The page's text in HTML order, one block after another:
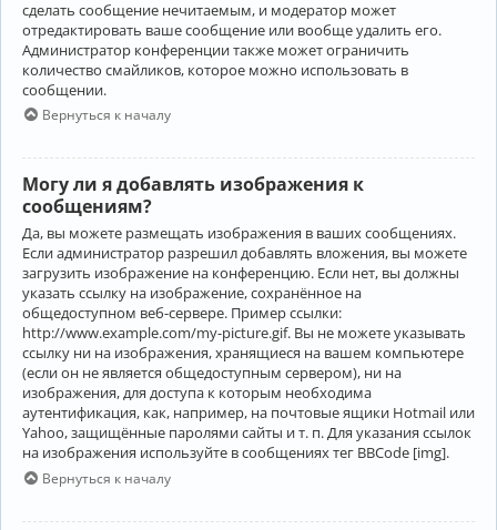
сделать сообщение нечитаемым, и модератор может
отредактировать ваше сообщение или вообще удалить его.
Администратор конференции также может ограничить
количество смайликов, которое можно использовать в
сообщении.
Вернуться к началу
Могу ли я добавлять изображения к
сообщениям?
Да, вы можете размещать изображения в ваших сообщениях.
Если администратор разрешил добавлять вложения, вы можете
загрузить изображение на конференцию. Если нет, вы должны
указать ссылку на изображение, сохранённое на
общедоступном веб-сервере. Пример ссылки:
http://www.example.com/my-picture.gif. Вы не можете указывать
ссылку ни на изображения, хранящиеся на вашем компьютере
(если он не является общедоступным сервером), ни на
изображения, для доступа к которым необходима
аутентификация, как, например, на почтовые ящики Hotmail или
Yahoo, защищённые паролями сайты и т. п. Для указания ссылок
на изображения используйте в сообщениях тег BBCode [img].
Вернуться к началу